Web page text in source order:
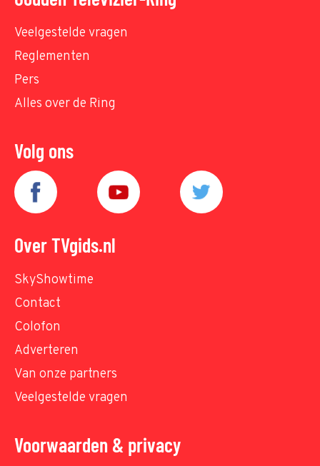
Veelgestelde vragen
Reglementen
Pers
Alles over de Ring
Volg ons
Over TVgids.nl
SkyShowtime
Contact
Colofon
Adverteren
Van onze partners
Veelgestelde vragen
Voorwaarden & privacy